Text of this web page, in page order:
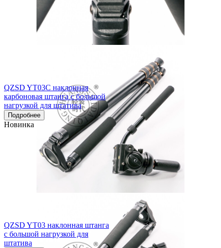
QZSD YT03C наклонная
карбоновая штанга с большой
нагрузкой для штатива
Подробнее
Новинка
QZSD YT03 наклонная штанга
с большой нагрузкой для
штатива